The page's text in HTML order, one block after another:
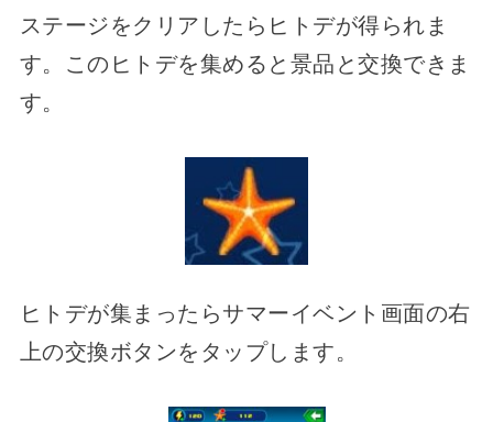
ステージをクリアしたらヒトデが得られま
す。このヒトデを集めると景品と交換できま
す。
ヒトデが集まったらサマーイベント画面の右
上の交換ボタンをタップします。